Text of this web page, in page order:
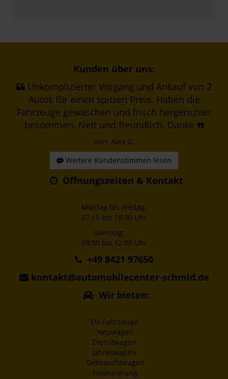
Kunden über uns:
Unkomplizierter Vorgang und Ankauf von 2
Autos für einen spitzen Preis. Haben die
Fahrzeuge gewaschen und frisch hergerichtet
bekommen. Nett und freundlich. Danke
Herr Alex G.
Weitere Kundenstimmen lesen
Öffnungszeiten & Kontakt
Montag bis Freitag:
07:15 bis 18:00 Uhr
Samstag:
09:00 bis 12:00 Uhr
+49 8421 97650
kontakt@automobilecenter-schmid.de
Wir bieten:
EU-Fahrzeuge
Neuwagen
Dienstwagen
Jahreswagen
Gebrauchtwagen
Finanzierung